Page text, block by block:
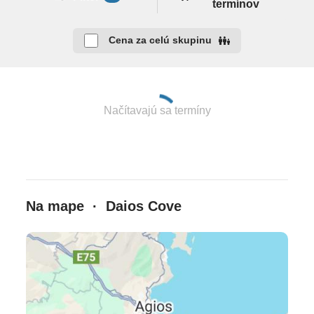
dospelých s morskou vodou) • obchod so suvenírmi •
v celom hoteli zdarma • služby práčovne • služba
aerobik • aqua aerobik • aqua fitness • kalanetika •
relaxačné kurzy • pilates • strečing • joga • stolný
tenis • šípky • biliard (niektoré aktivity sú za poplatok)
• The Crete golf club cca 48 km
Wellness centrum
4 sauny (fínska sauna, parný kúpeľ, hammam,
mäkký parný kúpeľ) • ponorný bazén • relaxačná
termínov
Cena za celú skupinu
Načítavajú sa termíny
Na mape · Daios Cove